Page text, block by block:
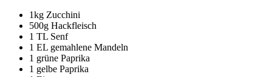
1kg Zucchini
500g Hackfleisch
1 TL Senf
1 EL gemahlene Mandeln
1 grüne Paprika
1 gelbe Paprika